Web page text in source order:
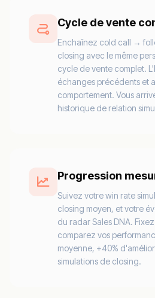
Cycle de vente
Enchaînez cold call →
closing avec le même
cycle de vente complet.
échanges précédents et
comportement. Vous
historique de relation
Progression
Suivez votre win rate
closing moyen, et votre
du radar Sales DNA.
comparez vos
moyenne, +40%
simulations de closing.